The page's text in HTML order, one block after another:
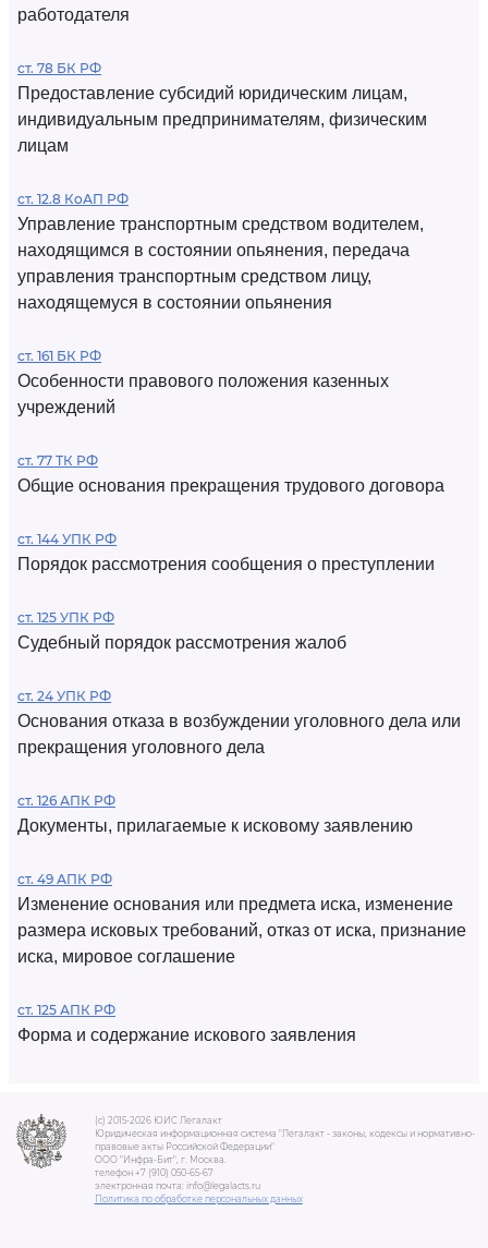
работодателя
ст. 78 БК РФ
Предоставление субсидий юридическим лицам,
индивидуальным предпринимателям, физическим
лицам
ст. 12.8 КоАП РФ
Управление транспортным средством водителем,
находящимся в состоянии опьянения, передача
управления транспортным средством лицу,
находящемуся в состоянии опьянения
ст. 161 БК РФ
Особенности правового положения казенных
учреждений
ст. 77 ТК РФ
Общие основания прекращения трудового договора
ст. 144 УПК РФ
Порядок рассмотрения сообщения о преступлении
ст. 125 УПК РФ
Судебный порядок рассмотрения жалоб
ст. 24 УПК РФ
Основания отказа в возбуждении уголовного дела или
прекращения уголовного дела
ст. 126 АПК РФ
Документы, прилагаемые к исковому заявлению
ст. 49 АПК РФ
Изменение основания или предмета иска, изменение
размера исковых требований, отказ от иска, признание
иска, мировое соглашение
ст. 125 АПК РФ
Форма и содержание искового заявления
(c) 2015-2026 ЮИС Легалакт
Юридическая информационная система "Легалакт - законы, кодексы и нормативно-
правовые акты Российской Федерации"
ООО "Инфра-Бит", г. Москва.
телефон +7 (910) 050-65-67
электронная почта: info@legalacts.ru
Политика по обработке персональных данных